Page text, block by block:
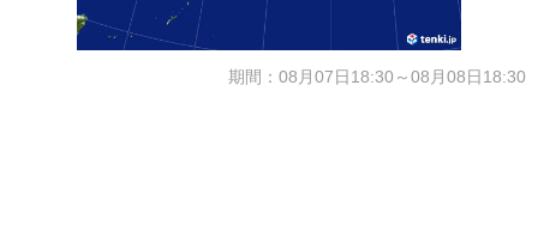
期間：08月07日18:30～08月08日18:30